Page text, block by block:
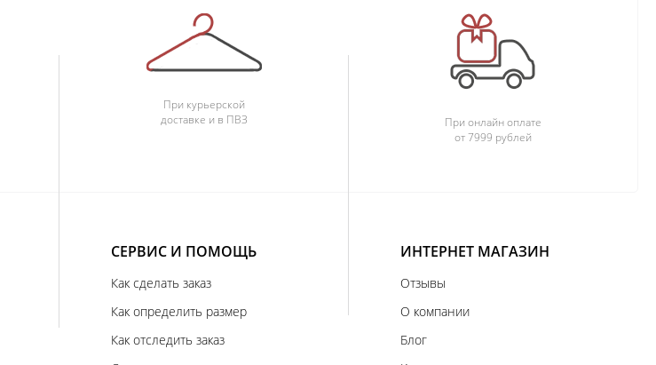
При курьерской
доставке и в ПВЗ
При онлайн оплате
от 7999 рублей
СЕРВИС И ПОМОЩЬ
Как сделать заказ
Как определить размер
Как отследить заказ
ИНТЕРНЕТ МАГАЗИН
Отзывы
О компании
Блог